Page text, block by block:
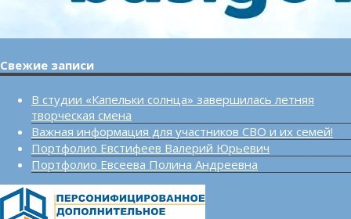
Свежие записи
В студии «Капельки солнца» завершилась летняя
творческая смена
Важная информация для участников СВО и их семей!
Портфолио Евстифеев Валерий Юрьевич
Портфолио Евсеева Полина Андреевна